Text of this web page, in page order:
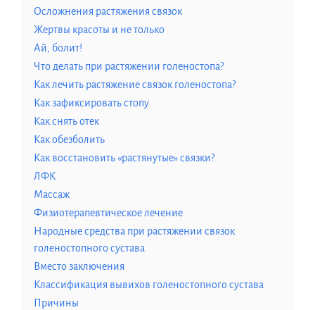
Осложнения растяжения связок
Жертвы красоты и не только
Ай, болит!
Что делать при растяжении голеностопа?
Как лечить растяжение связок голеностопа?
Как зафиксировать стопу
Как снять отек
Как обезболить
Как восстановить «растянутые» связки?
ЛФК
Массаж
Физиотерапевтическое лечение
Народные средства при растяжении связок
голеностопного сустава
Вместо заключения
Классификация вывихов голеностопного сустава
Причины